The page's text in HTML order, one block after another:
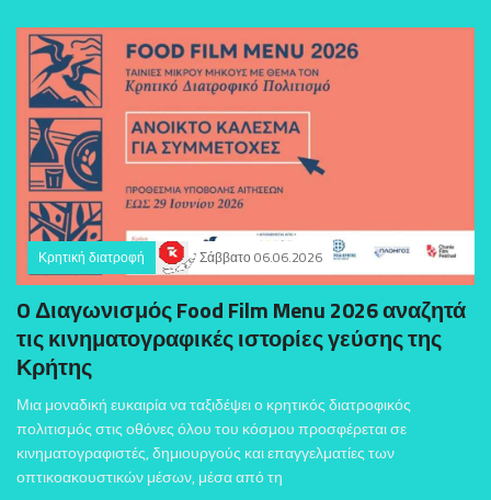
Κρητική διατροφή Σάββατο 06.06.2026
O Διαγωνισμός Food Film Menu 2026 αναζητά
τις κινηματογραφικές ιστορίες γεύσης της
Κρήτης
Μια μοναδική ευκαιρία να ταξιδέψει ο κρητικός διατροφικός
πολιτισμός στις οθόνες όλου του κόσμου προσφέρεται σε
κινηματογραφιστές, δημιουργούς και επαγγελματίες των
οπτικοακουστικών μέσων, μέσα από τη